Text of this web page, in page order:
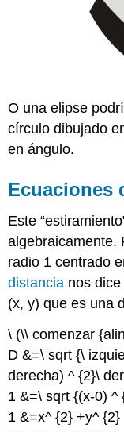
O una elipse
círculo dibujado
en ángulo.
Ecuaciones
Este
algebraicamente.
radio 1 centrado
distancia nos
(x, y) que es una
\ (\\ comenzar
D &=\ sqrt {\
derecha) ^ {2}\
1 &=\ sqrt {(x-0) ^
1 &=x^ {2} +y^ {2}